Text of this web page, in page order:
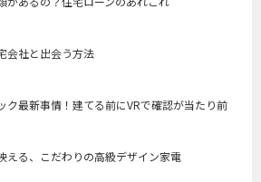
会社と出会う方法
ク最新事情！建てる前にVRで確認が当たり前
える、こだわりの高級デザイン家電